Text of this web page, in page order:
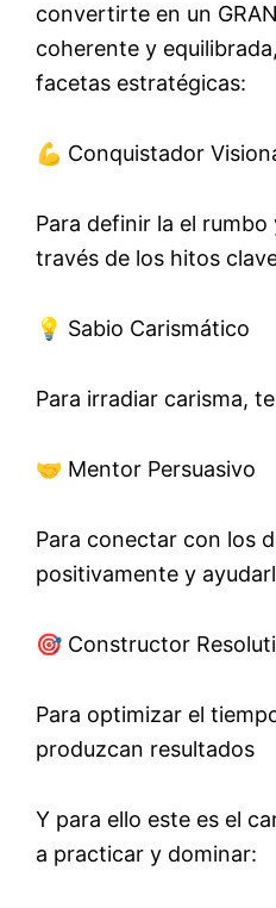
convertirte en un
coherente y
facetas estratégicas:
💪 Conquistador
Para definir la el rumbo
través de los hitos
💡 Sabio Carismático
Para irradiar carisma,
🤝 Mentor Persuasivo
Para conectar con los
positivamente y
🎯 Constructor
Para optimizar el
produzcan resultados
Y para ello este es el
a practicar y dominar: